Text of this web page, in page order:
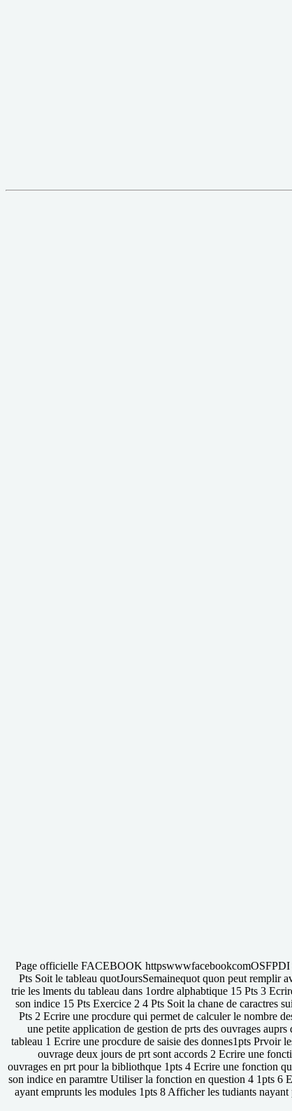
Page officielle FACEBOOK
Pts Soit le tableau quotJoursSemainequot quon peut remplir
trie les lments du tableau dans 1ordre alphabtique 15 Pts 3
son indice 15 Pts Exercice 2 4 Pts Soit la chane de caractres
Pts 2 Ecrire une procdure qui permet de calculer le nombre
une petite application de gestion de prts des ouvrages
tableau 1 Ecrire une procdure de saisie des donnes1pts Prvoir
ouvrage deux jours de prt sont accords 2 Ecrire une
ouvrages en prt pour la bibliothque 1pts 4 Ecrire une fonction
son indice en paramtre Utiliser la fonction en question 4 1pts
ayant emprunts les modules 1pts 8 Afficher les tudiants